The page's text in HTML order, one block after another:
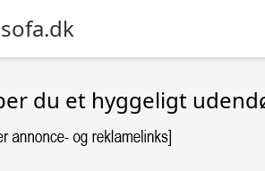
du et hyggeligt